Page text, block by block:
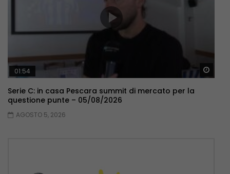
01:54
Serie C: in casa Pescara summit di mercato per la
questione punte – 05/08/2026
AGOSTO 5, 2026